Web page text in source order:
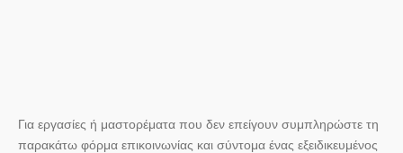
Για εργασίες ή μαστορέματα που δεν επείγουν συμπληρώστε τη
παρακάτω φόρμα επικοινωνίας και σύντομα ένας εξειδικευμένος